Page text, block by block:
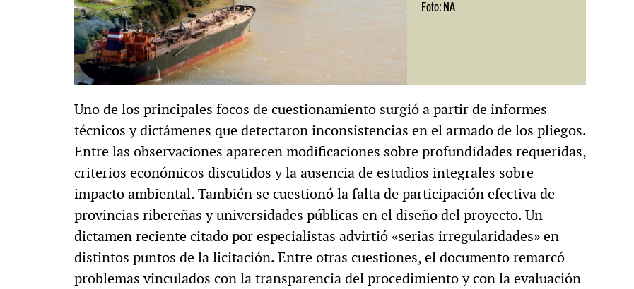
Foto: NA
Uno de los principales focos de cuestionamiento surgió a partir de informes
técnicos y dictámenes que detectaron inconsistencias en el armado de los pliegos.
Entre las observaciones aparecen modificaciones sobre profundidades requeridas,
criterios económicos discutidos y la ausencia de estudios integrales sobre
impacto ambiental. También se cuestionó la falta de participación efectiva de
provincias ribereñas y universidades públicas en el diseño del proyecto. Un
dictamen reciente citado por especialistas advirtió «serias irregularidades» en
distintos puntos de la licitación. Entre otras cuestiones, el documento remarcó
problemas vinculados con la transparencia del procedimiento y con la evaluación